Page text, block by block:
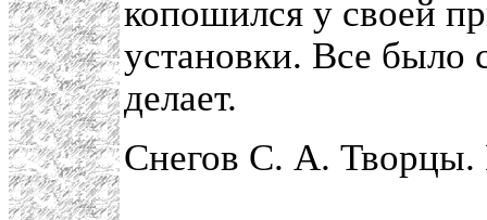
копошился у своей
установки. Все было
делает.
Снегов С. А. Творцы.